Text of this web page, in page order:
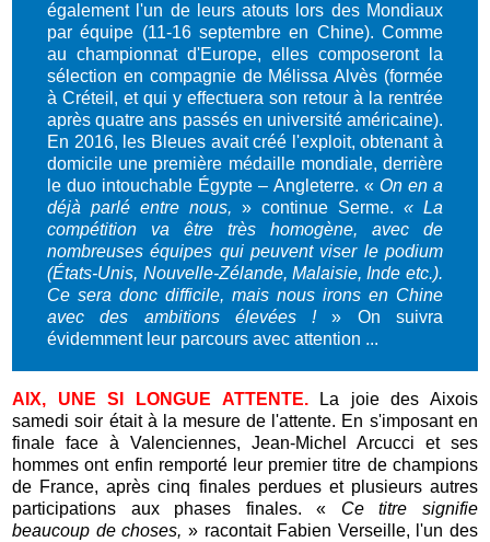
également l'un de leurs atouts lors des Mondiaux
par équipe (11-16 septembre en Chine). Comme
au championnat d'Europe, elles composeront la
sélection en compagnie de Mélissa Alvès (formée
à Créteil, et qui y effectuera son retour à la rentrée
après quatre ans passés en université américaine).
En 2016, les Bleues avait créé l'exploit, obtenant à
domicile une première médaille mondiale, derrière
le duo intouchable Égypte – Angleterre. « On en a
déjà parlé entre nous, » continue Serme. « La
compétition va être très homogène, avec de
nombreuses équipes qui peuvent viser le podium
(États-Unis, Nouvelle-Zélande, Malaisie, Inde etc.).
Ce sera donc difficile, mais nous irons en Chine
avec des ambitions élevées !» On suivra
évidemment leur parcours avec attention ...
AIX, UNE SI LONGUE ATTENTE.La joie des Aixois
samedi soir était à la mesure de l'attente. En s'imposant en
finale face à Valenciennes, Jean-Michel Arcucci et ses
hommes ont enfin remporté leur premier titre de champions
de France, après cinq finales perdues et plusieurs autres
participations aux phases finales. « Ce titre signifie
beaucoup de choses, » racontait Fabien Verseille, l'un des